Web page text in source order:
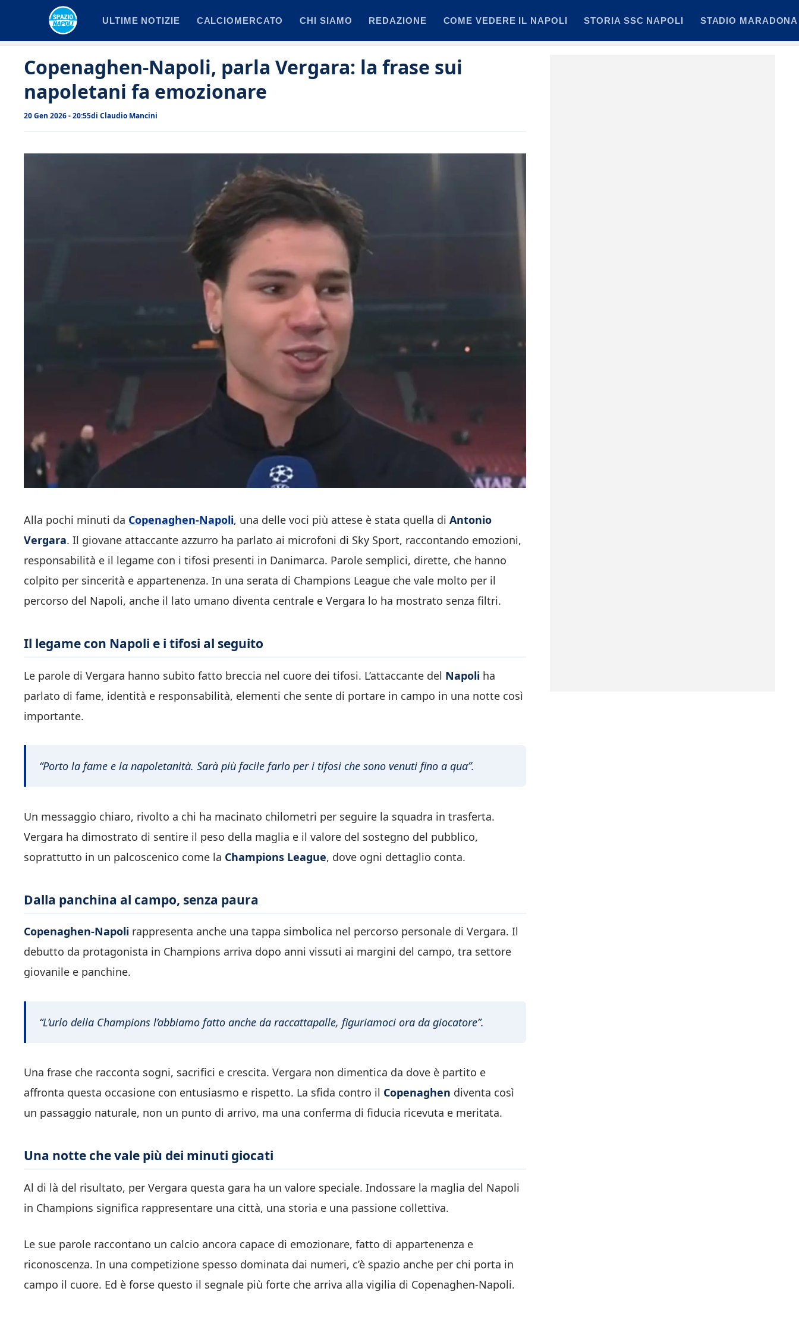
ULTIME NOTIZIE CALCIOMERCATO CHI SIAMO REDAZIONE COME VEDERE IL NAPOLI STORIA SSC NAPOLI STADIO MARADONA
Copenaghen-Napoli, parla Vergara: la frase sui
napoletani fa emozionare
20 Gen 2026 - 20:55di Claudio Mancini
Alla pochi minuti da Copenaghen-Napoli, una delle voci più attese è stata quella di Antonio
Vergara. Il giovane attaccante azzurro ha parlato ai microfoni di Sky Sport, raccontando emozioni,
responsabilità e il legame con i tifosi presenti in Danimarca. Parole semplici, dirette, che hanno
colpito per sincerità e appartenenza. In una serata di Champions League che vale molto per il
percorso del Napoli, anche il lato umano diventa centrale e Vergara lo ha mostrato senza filtri.
Il legame con Napoli e i tifosi al seguito
Le parole di Vergara hanno subito fatto breccia nel cuore dei tifosi. L’attaccante del Napoli ha
parlato di fame, identità e responsabilità, elementi che sente di portare in campo in una notte così
importante.
“Porto la fame e la napoletanità. Sarà più facile farlo per i tifosi che sono venuti fino a qua”.
Un messaggio chiaro, rivolto a chi ha macinato chilometri per seguire la squadra in trasferta.
Vergara ha dimostrato di sentire il peso della maglia e il valore del sostegno del pubblico,
soprattutto in un palcoscenico come la Champions League, dove ogni dettaglio conta.
Dalla panchina al campo, senza paura
Copenaghen-Napoli rappresenta anche una tappa simbolica nel percorso personale di Vergara. Il
debutto da protagonista in Champions arriva dopo anni vissuti ai margini del campo, tra settore
giovanile e panchine.
“L’urlo della Champions l’abbiamo fatto anche da raccattapalle, figuriamoci ora da giocatore”.
Una frase che racconta sogni, sacrifici e crescita. Vergara non dimentica da dove è partito e
affronta questa occasione con entusiasmo e rispetto. La sfida contro il Copenaghen diventa così
un passaggio naturale, non un punto di arrivo, ma una conferma di fiducia ricevuta e meritata.
Una notte che vale più dei minuti giocati
Al di là del risultato, per Vergara questa gara ha un valore speciale. Indossare la maglia del Napoli
in Champions significa rappresentare una città, una storia e una passione collettiva.
Le sue parole raccontano un calcio ancora capace di emozionare, fatto di appartenenza e
riconoscenza. In una competizione spesso dominata dai numeri, c’è spazio anche per chi porta in
campo il cuore. Ed è forse questo il segnale più forte che arriva alla vigilia di Copenaghen-Napoli.